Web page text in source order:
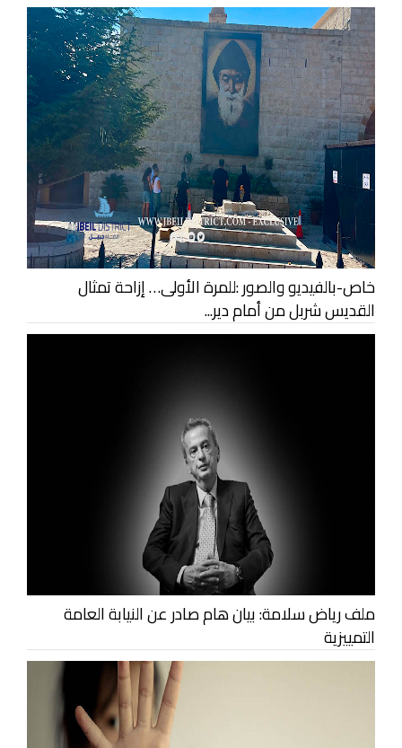
خاص-بالفيديو والصور :للمرة الأولى… إزاحة تمثال
القديس شربل من أمام دير...
ملف رياض سلامة: بيان هام صادر عن النيابة العامة
التمييزية